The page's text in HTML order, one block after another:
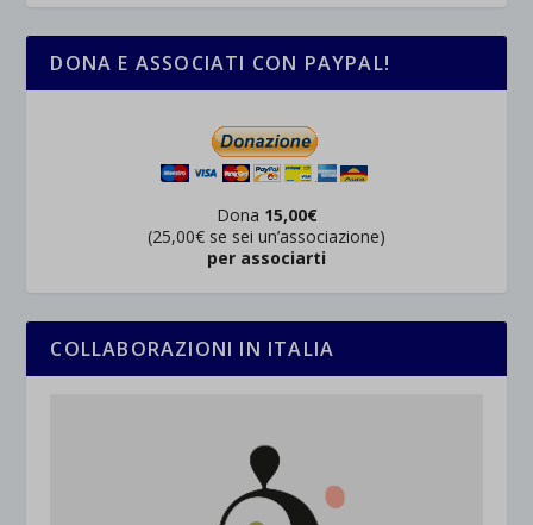
DONA E ASSOCIATI CON PAYPAL!
Dona 15,00€
(25,00€ se sei un’associazione)
per associarti
COLLABORAZIONI IN ITALIA